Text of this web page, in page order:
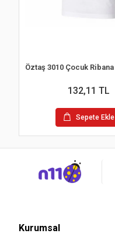
132,11 TL
Sepete Ekle
Kurumsal